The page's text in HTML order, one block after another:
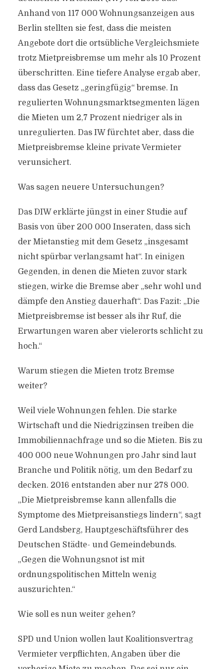
Anhand von 117 000 Wohnungsanzeigen aus
Berlin stellten sie fest, dass die meisten
Angebote dort die ortsübliche Vergleichsmiete
trotz Mietpreisbremse um mehr als 10 Prozent
überschritten. Eine tiefere Analyse ergab aber,
dass das Gesetz „geringfügig“ bremse. In
regulierten Wohnungsmarktsegmenten lägen
die Mieten um 2,7 Prozent niedriger als in
unregulierten. Das IW fürchtet aber, dass die
Mietpreisbremse kleine private Vermieter
verunsichert.
Was sagen neuere Untersuchungen?
Das DIW erklärte jüngst in einer Studie auf
Basis von über 200 000 Inseraten, dass sich
der Mietanstieg mit dem Gesetz „insgesamt
nicht spürbar verlangsamt hat“. In einigen
Gegenden, in denen die Mieten zuvor stark
stiegen, wirke die Bremse aber „sehr wohl und
dämpfe den Anstieg dauerhaft“. Das Fazit: „Die
Mietpreisbremse ist besser als ihr Ruf, die
Erwartungen waren aber vielerorts schlicht zu
hoch.“
Warum stiegen die Mieten trotz Bremse
weiter?
Weil viele Wohnungen fehlen. Die starke
Wirtschaft und die Niedrigzinsen treiben die
Immobiliennachfrage und so die Mieten. Bis zu
400 000 neue Wohnungen pro Jahr sind laut
Branche und Politik nötig, um den Bedarf zu
decken. 2016 entstanden aber nur 278 000.
„Die Mietpreisbremse kann allenfalls die
Symptome des Mietpreisanstiegs lindern“, sagt
Gerd Landsberg, Hauptgeschäftsführer des
Deutschen Städte- und Gemeindebunds.
„Gegen die Wohnungsnot ist mit
ordnungspolitischen Mitteln wenig
auszurichten.“
Wie soll es nun weiter gehen?
SPD und Union wollen laut Koalitionsvertrag
Vermieter verpflichten, Angaben über die